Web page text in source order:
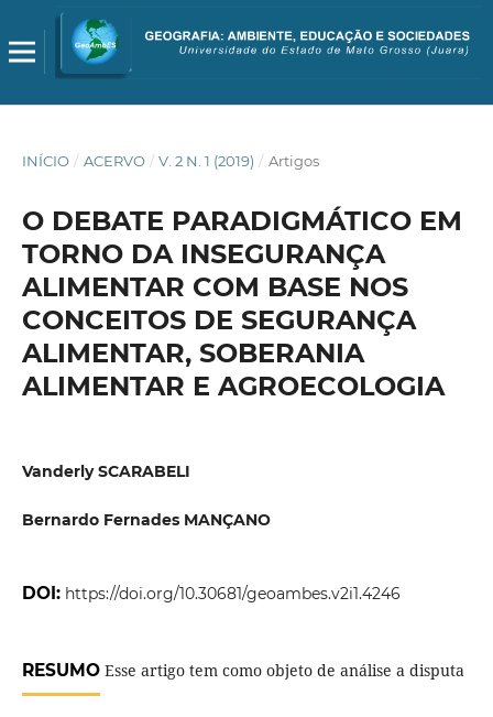
INÍCIO / ACERVO / V. 2 N. 1 (2019) / Artigos
O DEBATE PARADIGMÁTICO EM
TORNO DA INSEGURANÇA
ALIMENTAR COM BASE NOS
CONCEITOS DE SEGURANÇA
ALIMENTAR, SOBERANIA
ALIMENTAR E AGROECOLOGIA
Vanderly SCARABELI
Bernardo Fernades MANÇANO
DOI: https://doi.org/10.30681/geoambes.v2i1.4246
RESUMOEsse artigo tem como objeto de análise a disputa